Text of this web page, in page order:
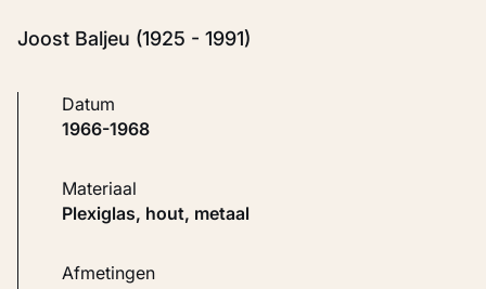
Joost Baljeu (1925 - 1991)
Datum
1966-1968
Materiaal
Plexiglas, hout, metaal
Afmetingen